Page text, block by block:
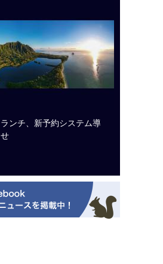
ンチ、新予約システム導